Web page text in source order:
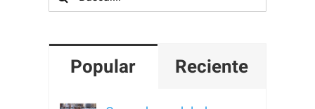
Popular Reciente
base a cómo
se usa la